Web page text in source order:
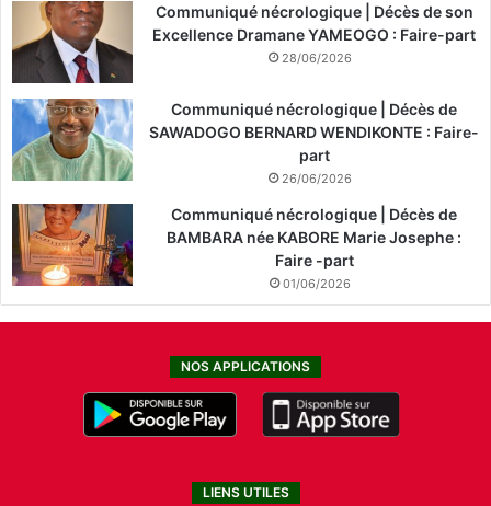
Communiqué nécrologique | Décès de son
Excellence Dramane YAMEOGO : Faire-part
28/06/2026
Communiqué nécrologique | Décès de
SAWADOGO BERNARD WENDIKONTE : Faire-
part
26/06/2026
Communiqué nécrologique | Décès de
BAMBARA née KABORE Marie Josephe :
Faire -part
01/06/2026
NOS APPLICATIONS
LIENS UTILES